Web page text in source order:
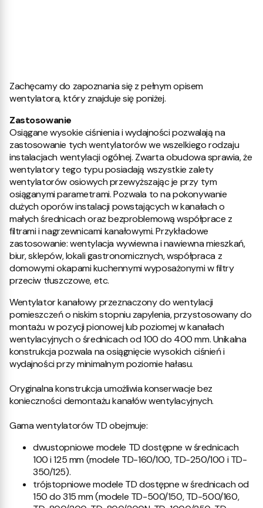
Zachęcamy do zapoznania się z pełnym opisem
wentylatora, który znajduje się poniżej.
Zastosowanie
Osiągane wysokie ciśnienia i wydajności pozwalają na
zastosowanie tych wentylatorów we wszelkiego rodzaju
instalacjach wentylacji ogólnej. Zwarta obudowa sprawia, że
wentylatory tego typu posiadają wszystkie zalety
wentylatorów osiowych przewyższając je przy tym
osiąganymi parametrami. Pozwala to na pokonywanie
dużych oporów instalacji powstających w kanałach o
małych średnicach oraz bezproblemową współprace z
filtrami i nagrzewnicami kanałowymi. Przykładowe
zastosowanie: wentylacja wywiewna i nawiewna mieszkań,
biur, sklepów, lokali gastronomicznych, współpraca z
domowymi okapami kuchennymi wyposażonymi w filtry
przeciw tłuszczowe, etc.
Wentylator kanałowy przeznaczony do wentylacji
pomieszczeń o niskim stopniu zapylenia, przystosowany do
montażu w pozycji pionowej lub poziomej w kanałach
wentylacyjnych o średnicach od 100 do 400 mm. Unikalna
konstrukcja pozwala na osiągnięcie wysokich ciśnień i
wydajności przy minimalnym poziomie hałasu.
Oryginalna konstrukcja umożliwia konserwacje bez
konieczności demontażu kanałów wentylacyjnych.
Gama wentylatorów TD obejmuje:
dwustopniowe modele TD dostępne w średnicach
100 i 125 mm (modele TD-160/100, TD-250/100 i TD-
350/125).
trójstopniowe modele TD dostępne w średnicach od
150 do 315 mm (modele TD-500/150, TD-500/160,